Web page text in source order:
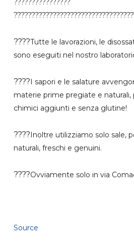
????????????????
????Tutte le lavorazioni, le
sono eseguiti nel nostro
????I sapori e le salature
materie prime pregiate e naturali,
chimici aggiunti e senza glutine!
????Inoltre utilizziamo solo sale,
naturali, freschi e genuini.
????Ovviamente solo in via
Source